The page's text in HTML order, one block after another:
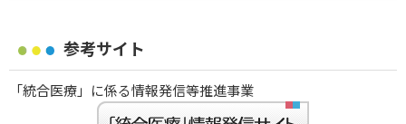
参考サイト
「統合医療」に係る情報発信等推進事業